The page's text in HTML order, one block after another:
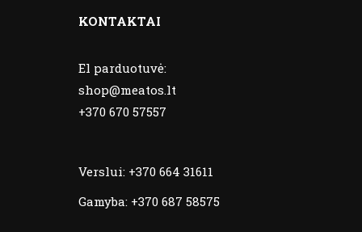
KONTAKTAI
El parduotuvė:
shop@meatos.lt
+370 670 57557
Verslui: +370 664 31611
Gamyba: +370 687 58575